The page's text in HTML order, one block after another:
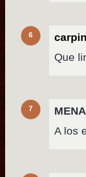
6
Que
7 MENA
A los